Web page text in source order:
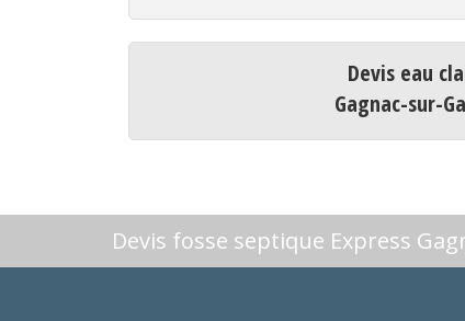
Devis eau
Gagnac-sur-
Devis fosse septique Express